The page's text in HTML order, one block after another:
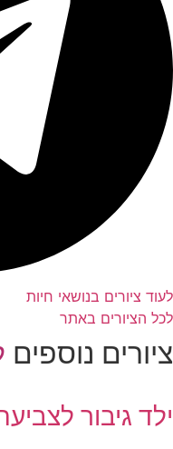
ציורים בנושאי חיות
הציורים באתר
נוספים
גיבור לצביעה